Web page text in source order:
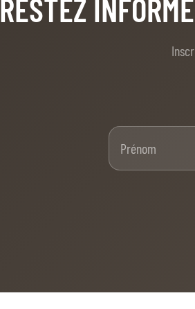
RESTEZ INFORMÉ